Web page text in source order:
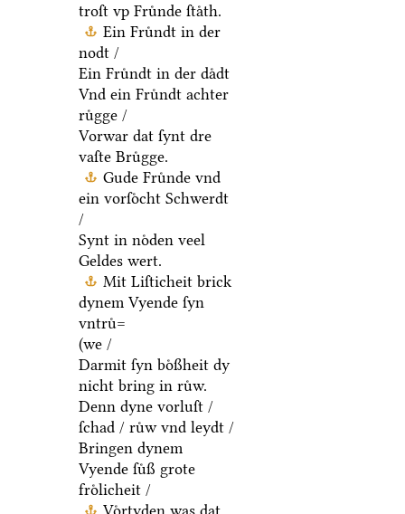
troſt vp Fruͤnde ſtaͤth.
Ein Fruͤndt in der
nodt /
Ein Fruͤndt in der daͤdt
Vnd ein Fruͤndt achter
ruͤgge /
Vorwar dat ſynt dre
vaſte Bruͤgge.
Gude Fruͤnde vnd
ein vorſoͤcht Schwerdt
/
Synt in noͤden veel
Geldes wert.
Mit Liſticheit brick
dynem Vyende ſyn
vntruͤ=
(we /
Darmit ſyn boͤßheit dy
nicht bring in ruͤw.
Denn dyne vorluſt /
ſchad / ruͤw vnd leydt /
Bringen dynem
Vyende ſuͤß grote
froͤlicheit /
Voͤrtyden was dat